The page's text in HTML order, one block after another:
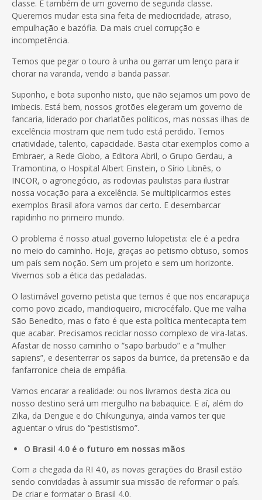
classe. E também de um governo de segunda classe.
Queremos mudar esta sina feita de mediocridade, atraso,
empulhação e bazófia. Da mais cruel corrupção e
incompetência.
Temos que pegar o touro à unha ou garrar um lenço para ir
chorar na varanda, vendo a banda passar.
Suponho, e bota suponho nisto, que não sejamos um povo de
imbecis. Está bem, nossos grotões elegeram um governo de
fancaria, liderado por charlatões políticos, mas nossas ilhas de
excelência mostram que nem tudo está perdido. Temos
criatividade, talento, capacidade. Basta citar exemplos como a
Embraer, a Rede Globo, a Editora Abril, o Grupo Gerdau, a
Tramontina, o Hospital Albert Einstein, o Sírio Libnês, o
INCOR, o agronegócio, as rodovias paulistas para ilustrar
nossa vocação para a excelência. Se multiplicarmos estes
exemplos Brasil afora vamos dar certo. E desembarcar
rapidinho no primeiro mundo.
O problema é nosso atual governo lulopetista: ele é a pedra
no meio do caminho. Hoje, graças ao petismo obtuso, somos
um país sem noção. Sem um projeto e sem um horizonte.
Vivemos sob a ética das pedaladas.
O lastimável governo petista que temos é que nos encarapuça
como povo zicado, mandioqueiro, microcéfalo. Que me valha
São Benedito, mas o fato é que esta política mentecapta tem
que acabar. Precisamos reciclar nosso complexo de vira-latas.
Afastar de nosso caminho o “sapo barbudo” e a “mulher
sapiens”, e desenterrar os sapos da burrice, da pretensão e da
fanfarronice cheia de empáfia.
Vamos encarar a realidade: ou nos livramos desta zica ou
nosso destino será um mergulho na babaquice. E aí, além do
Zika, da Dengue e do Chikungunya, ainda vamos ter que
aguentar o vírus do “pestistismo”.
O Brasil 4.0 é o futuro em nossas mãos
Com a chegada da RI 4.0, as novas gerações do Brasil estão
sendo convidadas à assumir sua missão de reformar o país.
De criar e formatar o Brasil 4.0.